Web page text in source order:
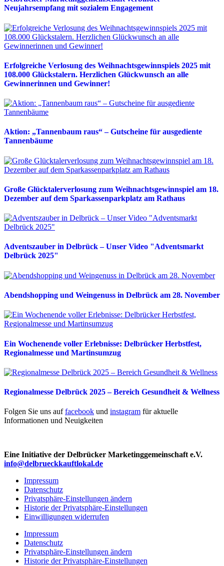
Neujahrsempfang mit sozialem Engagement
Erfolgreiche Verlosung des Weihnachtsgewinnspiels 2025 mit
108.000 Glückstalern. Herzlichen Glückwunsch an alle
Gewinnerinnen und Gewinner!
Aktion: „Tannenbaum raus“ – Gutscheine für ausgediente
Tannenbäume
Große Glücktalerverlosung zum Weihnachtsgewinnspiel am 18.
Dezember auf dem Sparkassenparkplatz am Rathaus
Adventszauber in Delbrück – Unser Video "Adventsmarkt
Delbrück 2025"
Abendshopping und Weingenuss in Delbrück am 28. November
Ein Wochenende voller Erlebnisse: Delbrücker Herbstfest,
Regionalmesse und Martinsumzug
Regionalmesse Delbrück 2025 – Bereich Gesundheit & Wellness
Folgen Sie uns auffacebook und instagram für aktuelle
Informationen und Neuigkeiten
Eine Initiative der Delbrücker Marketinggemeinschaft e.V.
info@delbrueckkauftlokal.de
Impressum
Datenschutz
Privatsphäre-Einstellungen ändern
Historie der Privatsphäre-Einstellungen
Einwilligungen widerrufen
Impressum
Datenschutz
Privatsphäre-Einstellungen ändern
Historie der Privatsphäre-Einstellungen